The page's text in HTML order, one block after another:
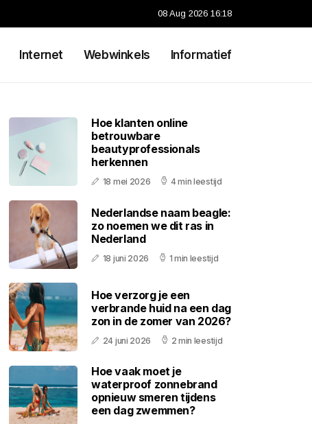
08 Aug 2026 16:18
Internet Webwinkels Informatief
Hoe klanten online
betrouwbare
beautyprofessionals
herkennen
18 mei 2026 4 min leestijd
Nederlandse naam beagle:
zo noemen we dit ras in
Nederland
18 juni 2026 1 min leestijd
Hoe verzorg je een
verbrande huid na een dag
zon in de zomer van 2026?
24 juni 2026 2 min leestijd
Hoe vaak moet je
waterproof zonnebrand
opnieuw smeren tijdens
een dag zwemmen?